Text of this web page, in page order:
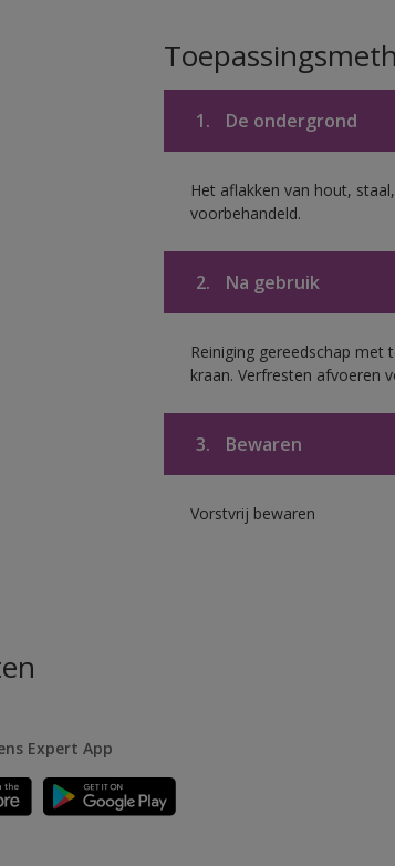
1. De ondergrond
Het aflakken van hout,
voorbehandeld.
2. Na gebruik
Reiniging gereedschap
kraan. Verfresten afvoeren
3. Bewaren
Vorstvrij bewaren
Expert App